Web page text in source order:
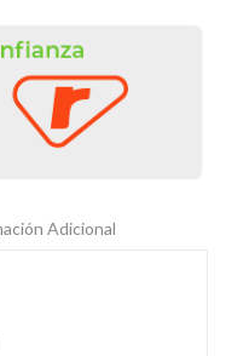
Adicional